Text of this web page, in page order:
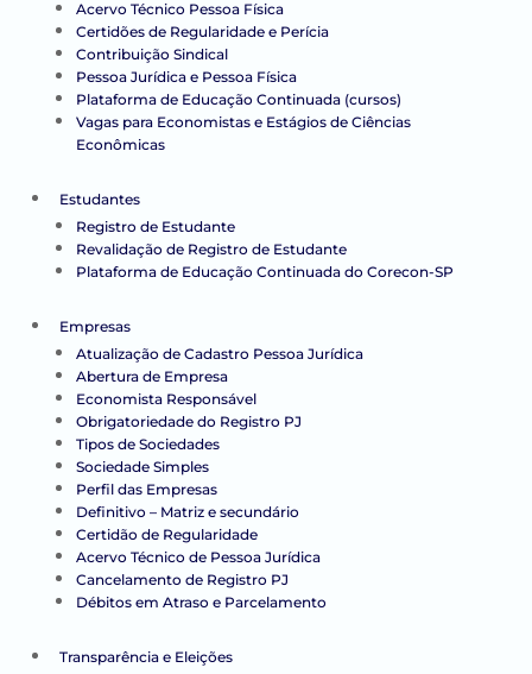
Acervo Técnico Pessoa Física
Certidões de Regularidade e Perícia
Contribuição Sindical
Pessoa Jurídica e Pessoa Física
Plataforma de Educação Continuada (cursos)
Vagas para Economistas e Estágios de Ciências
Econômicas
Estudantes
Registro de Estudante
Revalidação de Registro de Estudante
Plataforma de Educação Continuada do Corecon-SP
Empresas
Atualização de Cadastro Pessoa Jurídica
Abertura de Empresa
Economista Responsável
Obrigatoriedade do Registro PJ
Tipos de Sociedades
Sociedade Simples
Perfil das Empresas
Definitivo – Matriz e secundário
Certidão de Regularidade
Acervo Técnico de Pessoa Jurídica
Cancelamento de Registro PJ
Débitos em Atraso e Parcelamento
Transparência e Eleições